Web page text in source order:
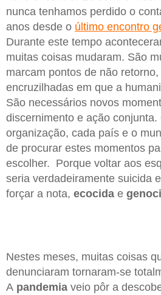
nunca tenhamos perdido o
anos desde o último encontro
Durante este tempo
muitas coisas mudaram. São
marcam pontos de não
encruzilhadas em que a
São necessários novos
discernimento e ação
organização, cada país e o
de procurar estes momentos
escolher. Porque voltar aos
seria verdadeiramente suicida
forçar a nota, ecocida e
Nestes meses, muitas coisas
denunciaram tornaram-se
A pandemia veio pôr a